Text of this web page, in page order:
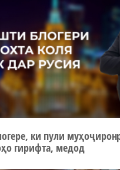
ки пули
гирифта, медод